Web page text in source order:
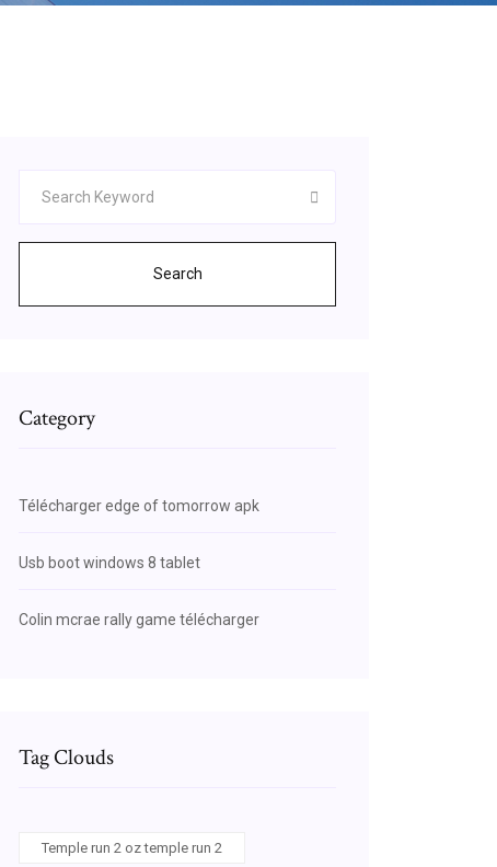
Search
Category
Télécharger edge of tomorrow apk
Usb boot windows 8 tablet
Colin mcrae rally game télécharger
Tag Clouds
Temple run 2 oz temple run 2